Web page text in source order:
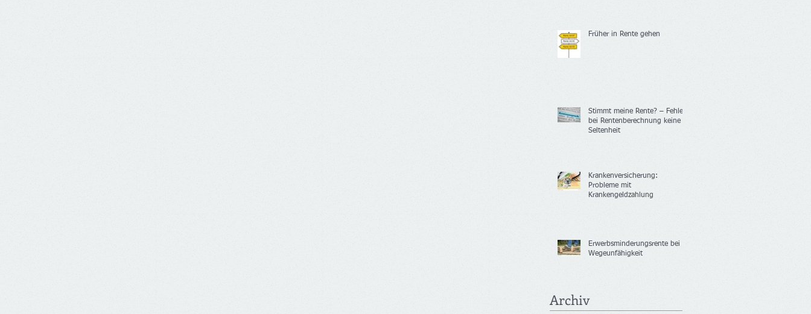
Früher in Rente gehen
Stimmt meine Rente? – Fehler
bei Rentenberechnung keine
Seltenheit
Krankenversicherung:
Probleme mit
Krankengeldzahlung
Erwerbsminderungsrente bei
Wegeunfähigkeit
Archiv